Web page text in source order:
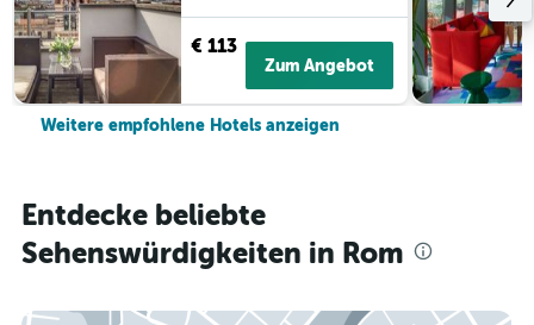
€ 113
Zum Angebot
Weitere empfohlene Hotels anzeigen
Entdecke beliebte
Sehenswürdigkeiten in Rom